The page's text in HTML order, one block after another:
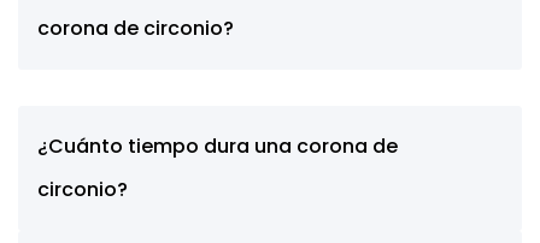
corona de circonio?
¿Cuánto tiempo dura una corona de
circonio?